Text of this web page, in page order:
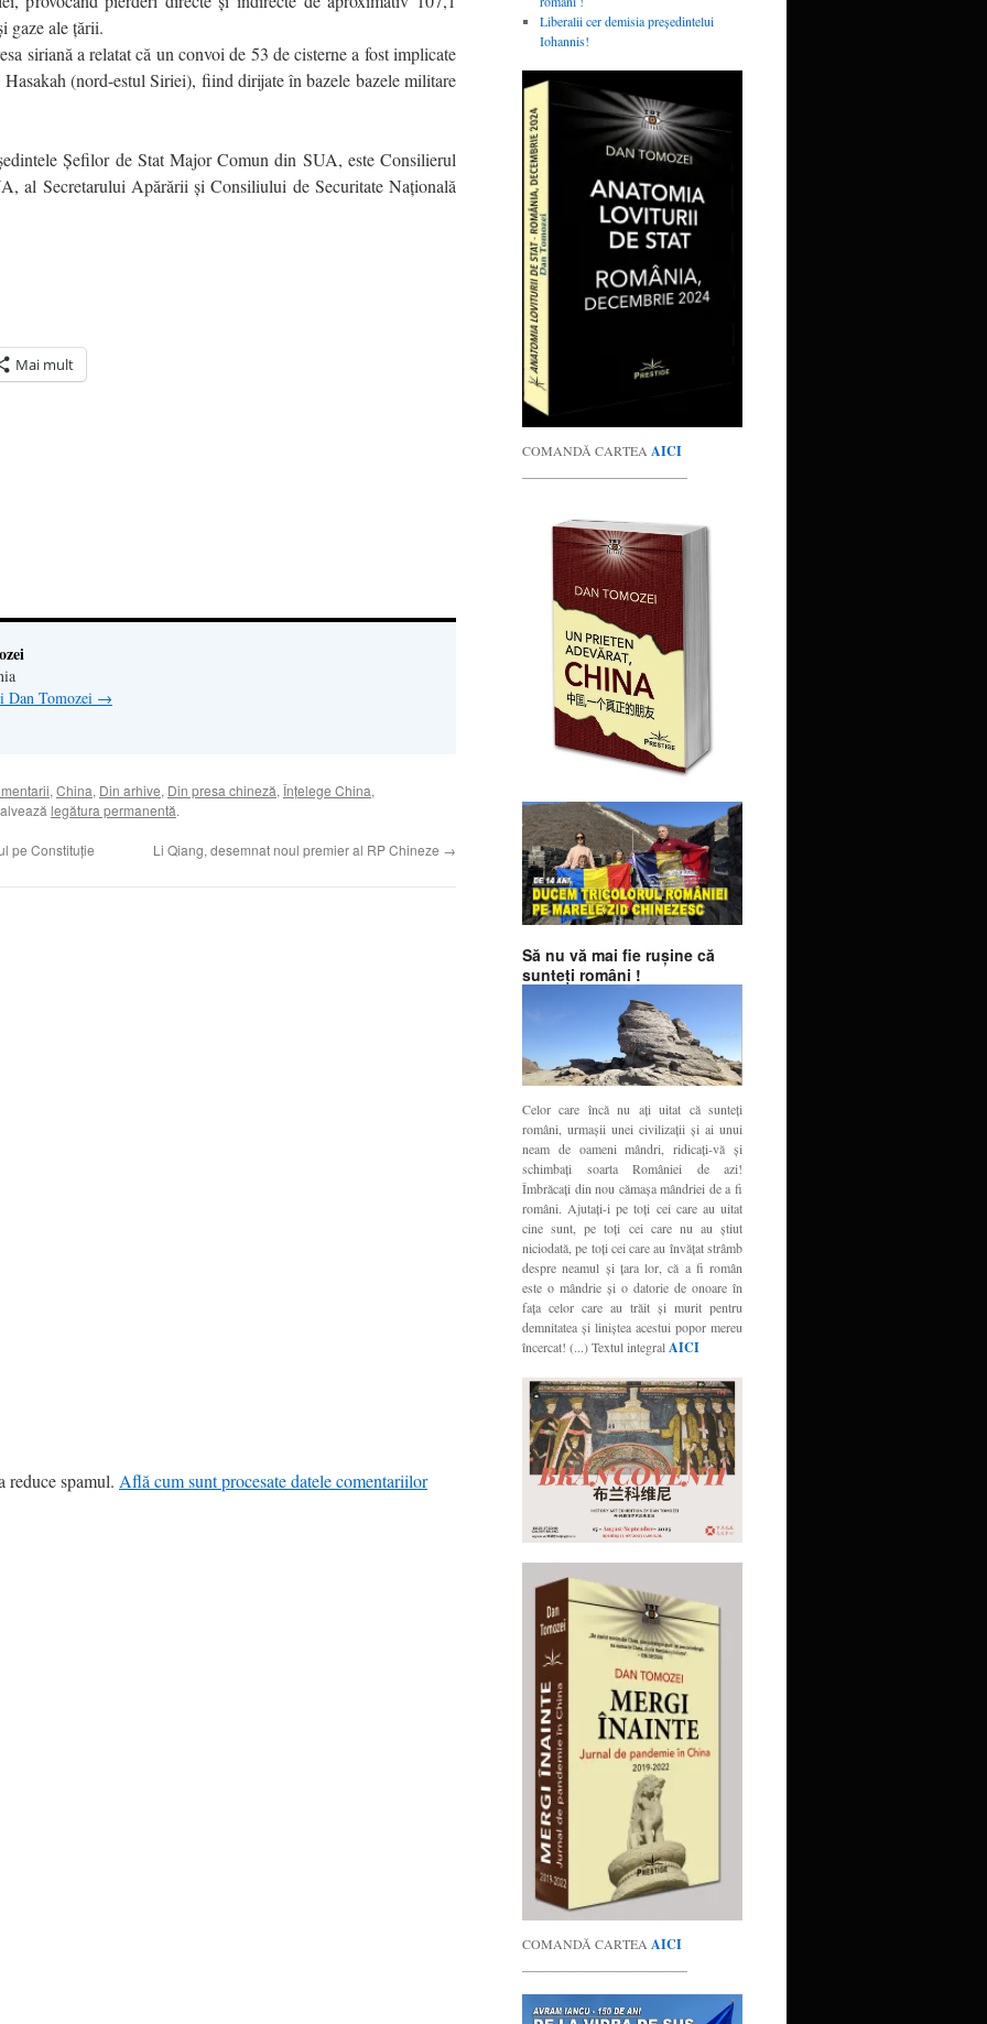
gaze ale țării.
siriană a relatat că un convoi de 53 de cisterne a fost implicate
(nord-estul Siriei), fiind dirijate în bazele bazele militare
Șefilor de Stat Major Comun din SUA, este Consilierul
al Secretarului Apărării și Consiliului de Securitate Națională
Mai mult
Dan Tomozei →
, China, Din arhive, Din presa chineză, Înţelege China,
legătura permanentă.
pe Constituție Li Qiang, desemnat noul premier al RP Chineze →
reduce spamul. Află cum sunt procesate datele comentariilor
Liberalii cer demisia preşedintelui
Iohannis!
COMANDĂ CARTEA AICI
Să nu vă mai fie ruşine că
sunteţi români !
Celor care încă nu aţi uitat că sunteţi
români, urmaşii unei civilizaţii şi ai unui
neam de oameni mândri, ridicaţi-vă şi
schimbaţi soarta României de azi!
Îmbrăcaţi din nou cămaşa mândriei de a fi
români. Ajutaţi-i pe toţi cei care au uitat
cine sunt, pe toţi cei care nu au ştiut
niciodată, pe toţi cei care au învăţat strâmb
despre neamul şi ţara lor, că a fi român
este o mândrie şi o datorie de onoare în
faţa celor care au trăit şi murit pentru
demnitatea şi liniştea acestui popor mereu
încercat! (...) Textul integralAICI
COMANDĂ CARTEA AICI